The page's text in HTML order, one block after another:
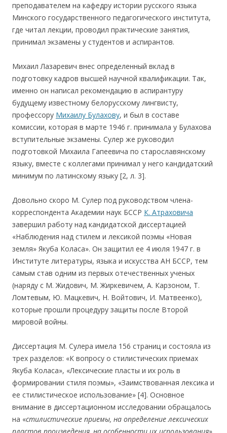
преподавателем на кафедру истории русского языка
Минского государственного педагогического института,
где читал лекции, проводил практические занятия,
принимал экзамены у студентов и аспирантов.
Михаил Лазаревич внес определенный вклад в
подготовку кадров высшей научной квалификации. Так,
именно он написал рекомендацию в аспирантуру
будущему известному белорусскому лингвисту,
профессору Михаилу Булахову, и был в составе
комиссии, которая в марте 1946 г. принимала у Булахова
вступительные экзамены. Сулер же руководил
подготовкой Михаила Гапеевича по старославянскому
языку, вместе с коллегами принимал у него кандидатский
минимум по латинскому языку [2, л. 3].
Довольно скоро М. Сулер под руководством члена-
корреспондента Академии наук БССР К. Атраховича
завершил работу над кандидатской диссертацией
«Наблюдения над стилем и лексикой поэмы «Новая
земля» Якуба Коласа». Он защитил ее 4 июля 1947 г. в
Институте литературы, языка и искусства АН БССР, тем
самым став одним из первых отечественных ученых
(наряду с М. Жидович, М. Жиркевичем, А. Карзоном, Т.
Ломтевым, Ю. Мацкевич, Н. Войтович, И. Матвеенко),
которые прошли процедуру защиты после Второй
мировой войны.
Диссертация М. Сулера имела 156 страниц и состояла из
трех разделов: «К вопросу о стилистических приемах
Якуба Коласа», «Лексические пласты и их роль в
формировании стиля поэмы», «Заимствованная лексика и
ее стилистическое использование» [4]. Основное
внимание в диссертационном исследовании обращалось
на «стилистические приемы, на определение лексических